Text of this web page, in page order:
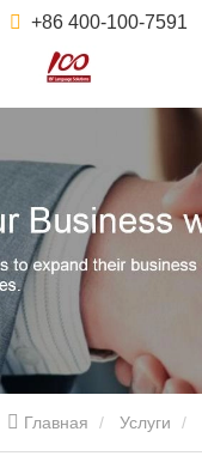
+86 400-100-7591
Главная Услуги